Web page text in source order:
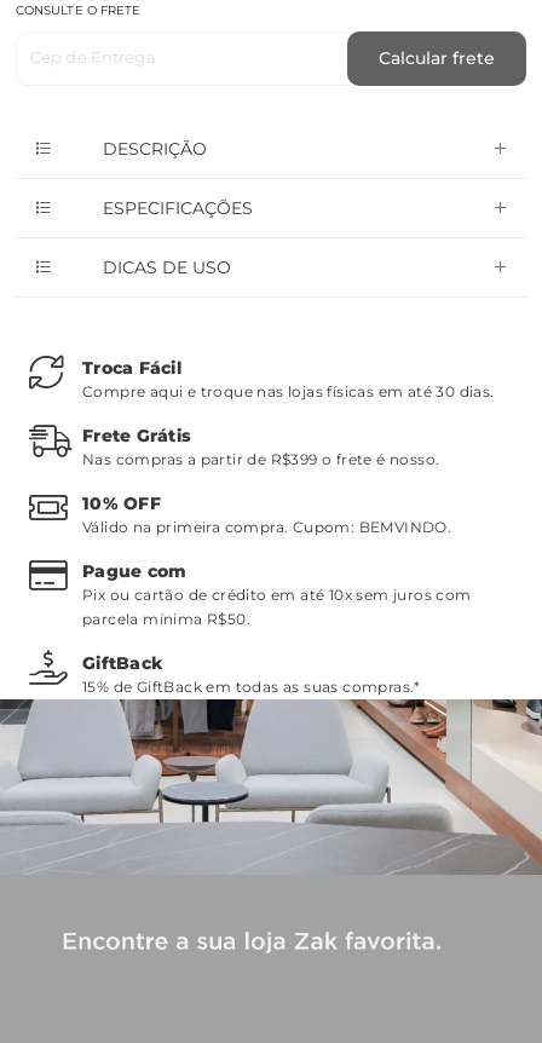
CONSULTE O FRETE
Cep de Entrega Calcular frete
DESCRIÇÃO
ESPECIFICAÇÕES
DICAS DE USO
Troca Fácil
Compre aqui e troque nas lojas físicas em até 30 dias.
Frete Grátis
Nas compras a partir de R$399 o frete é nosso.
10% OFF
Válido na primeira compra. Cupom: BEMVINDO.
Pague com
Pix ou cartão de crédito em até 10x sem juros com
parcela mínima R$50.
GiftBack
15% de GiftBack em todas as suas compras.*